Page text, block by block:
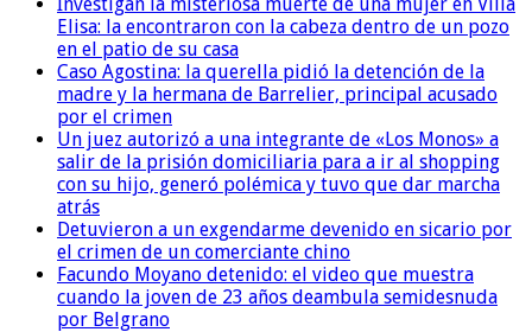
Elisa: la encontraron con la cabeza dentro de un pozo
en el patio de su casa
Caso Agostina: la querella pidió la detención de la
madre y la hermana de Barrelier, principal acusado
por el crimen
Un juez autorizó a una integrante de «Los Monos» a
salir de la prisión domiciliaria para a ir al shopping
con su hijo, generó polémica y tuvo que dar marcha
atrás
Detuvieron a un exgendarme devenido en sicario por
el crimen de un comerciante chino
Facundo Moyano detenido: el video que muestra
cuando la joven de 23 años deambula semidesnuda
por Belgrano